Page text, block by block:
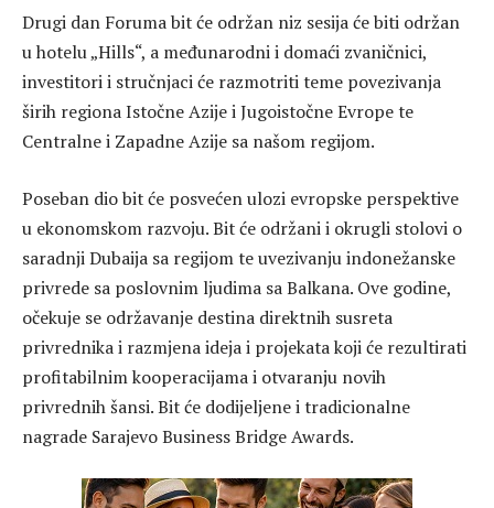
Drugi dan Foruma bit će održan niz sesija će biti održan
u hotelu „Hills“, a međunarodni i domaći zvaničnici,
investitori i stručnjaci će razmotriti teme povezivanja
širih regiona Istočne Azije i Jugoistočne Evrope te
Centralne i Zapadne Azije sa našom regijom.
Poseban dio bit će posvećen ulozi evropske perspektive
u ekonomskom razvoju. Bit će održani i okrugli stolovi o
saradnji Dubaija sa regijom te uvezivanju indonežanske
privrede sa poslovnim ljudima sa Balkana. Ove godine,
očekuje se održavanje destina direktnih susreta
privrednika i razmjena ideja i projekata koji će rezultirati
profitabilnim kooperacijama i otvaranju novih
privrednih šansi. Bit će dodijeljene i tradicionalne
nagrade Sarajevo Business Bridge Awards.